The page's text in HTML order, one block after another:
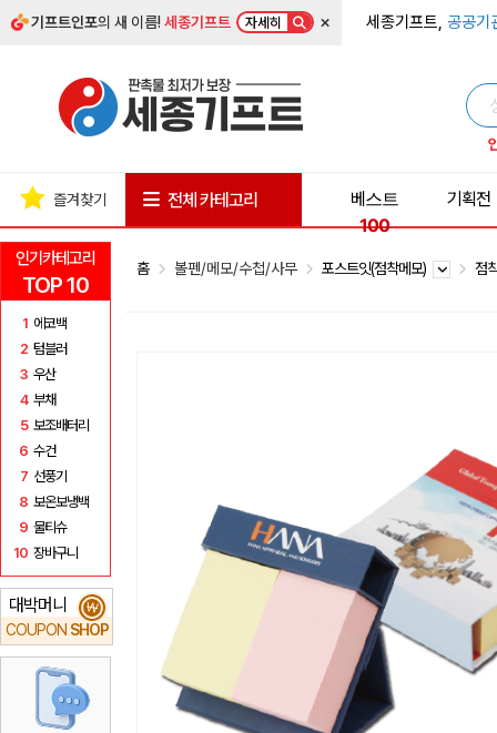
기프트인포의 새 이름!세종기프트 자세히 × 세종기프트, 공공기
인기카테고리
TOP 10
1 에코백
2 텀블러
3 우산
4 부채
5 보조배터리
6 수건
7 선풍기
8 보온보냉백
9 물티슈
10 장바구니
대박머니
COUPON SHOP
₩
즐겨찾기 전체 카테고리
베스트
100
기획전
홈 볼펜/메모/수첩/사무 포스트잇(점착메모) 점